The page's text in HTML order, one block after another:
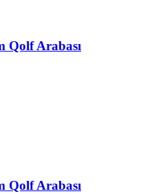
Qolf Arabası
Qolf Arabası